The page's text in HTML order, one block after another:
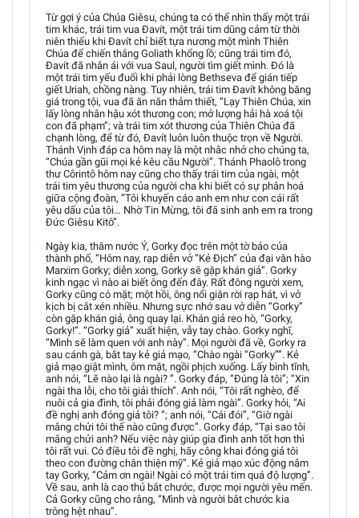
Từ gợi ý của Chúa Giêsu, chúng ta có thể nhìn thấy một trái
tim khác, trái tim vua Đavít, một trái tim dũng cảm từ thời
niên thiếu khi Đavít chỉ biết tựa nương một mình Thiên
Chúa để chiến thắng Goliath khổng lồ; cũng trái tim đó,
Đavít đã nhân ái với vua Saul, người tìm giết mình. Đó là
một trái tim yếu đuối khi phải lòng Bethseva để gián tiếp
giết Uriah, chồng nàng. Tuy nhiên, trái tim Đavít không băng
giá trong tội, vua đã ăn năn thảm thiết, “Lạy Thiên Chúa, xin
lấy lòng nhân hậu xót thương con; mở lượng hải hà xoá tội
con đã phạm”; và trái tim xót thương của Thiên Chúa đã
chạnh lòng, để từ đó, Đavít luôn luôn thuộc trọn về Người.
Thánh Vịnh đáp ca hôm nay là một nhắc nhở cho chúng ta,
“Chúa gần gũi mọi kẻ kêu cầu Người”. Thánh Phaolô trong
thư Côrintô hôm nay cũng cho thấy trái tim của ngài, một
trái tim yêu thương của người cha khi biết có sự phân hoá
giữa cộng đoàn, “Tôi khuyến cáo anh em như con cái rất
yêu dấu của tôi… Nhờ Tin Mừng, tôi đã sinh anh em ra trong
Đức Giêsu Kitô”.
Ngày kia, thăm nước Ý, Gorky đọc trên một tờ báo của
thành phố, “Hôm nay, rạp diễn vở “Kẻ Địch” của đại văn hào
Marxim Gorky; diễn xong, Gorky sẽ gặp khán giả”. Gorky
kinh ngạc vì nào ai biết ông đến đây. Rất đông người xem,
Gorky cũng có mặt; một hồi, ông nổi giận rời rạp hát, vì vở
kịch bị cắt xén nhiều. Nhưng sực nhớ sau vở diễn “Gorky”
còn gặp khán giả, ông quay lại. Khán giả reo hò, “Gorky,
Gorky!”. “Gorky giả” xuất hiện, vẫy tay chào. Gorky nghĩ,
“Mình sẽ làm quen với anh này”. Mọi người đã về, Gorky ra
sau cánh gà, bắt tay kẻ giả mạo, “Chào ngài “Gorky””. Kẻ
giả mạo giật mình, ôm mặt, ngồi phịch xuống. Lấy bình tĩnh,
anh nói, “Lẽ nào lại là ngài? ”. Gorky đáp, “Đúng là tôi”; “Xin
ngài tha lỗi, cho tôi giải thích”. Anh nói, “Tôi rất nghèo, để
nuôi cả gia đình, tôi phải đóng giả làm ngài”. Gorky hỏi, “Ai
đề nghị anh đóng giả tôi? ”; anh nói, “Cái đói”, “Giờ ngài
mắng chửi tôi thế nào cũng được”. Gorky đáp, “Tại sao tôi
mắng chửi anh? Nếu việc này giúp gia đình anh tốt hơn thì
tôi rất vui. Có điều tôi đề nghị, hãy công khai đóng giả tôi
theo con đường chân thiện mỹ”. Kẻ giả mạo xúc động nắm
tay Gorky, “Cảm ơn ngài! Ngài có một trái tim quá độ lượng”.
Về sau, anh là cao thủ bắt chước, được mọi người yêu mến.
Cả Gorky cũng cho rằng, “Mình và người bắt chước kia
trông hệt nhau”.